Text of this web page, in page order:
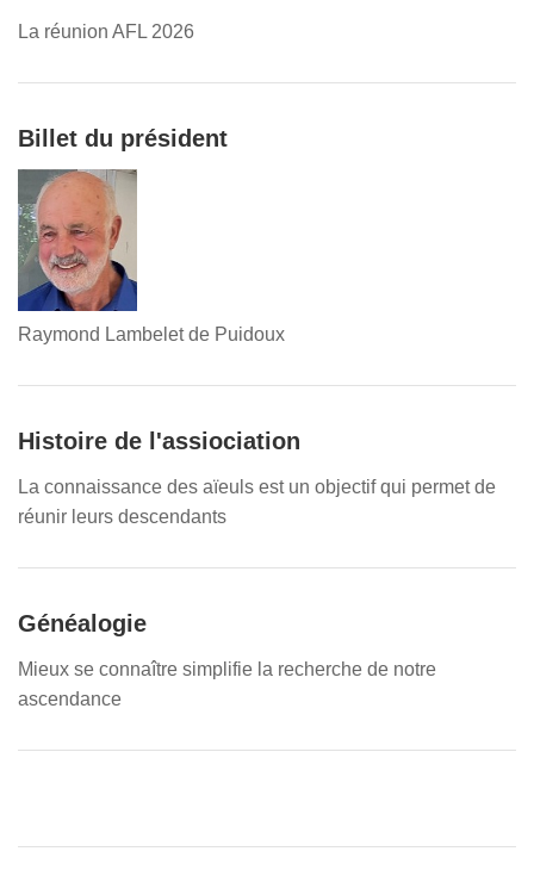
La réunion AFL 2026
Billet du président
Raymond Lambelet de Puidoux
Histoire de l'assiociation
La connaissance des aïeuls est un objectif qui permet de
réunir leurs descendants
Généalogie
Mieux se connaître simplifie la recherche de notre
ascendance